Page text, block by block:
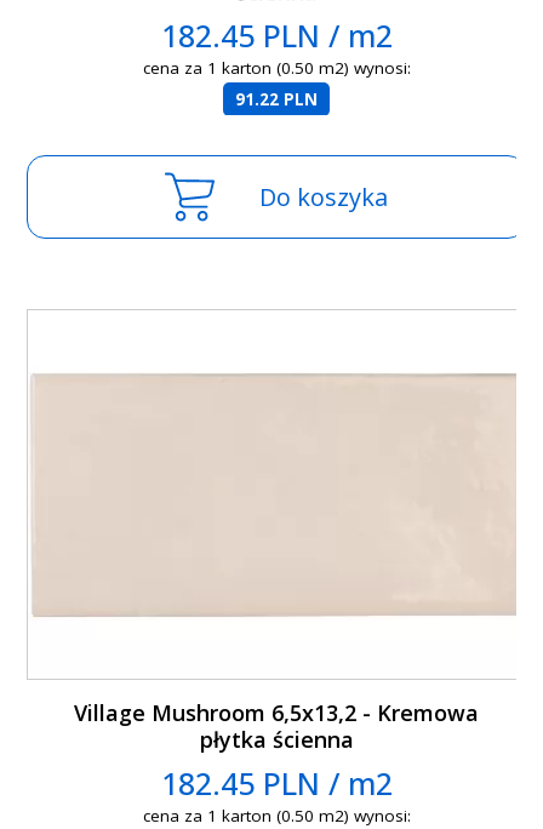
182.45 PLN / m2
cena za 1 karton (0.50 m2) wynosi:
91.22 PLN
Do koszyka
Village Mushroom 6,5x13,2 - Kremowa
płytka ścienna
182.45 PLN / m2
cena za 1 karton (0.50 m2) wynosi: